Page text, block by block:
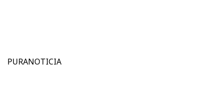
PURANOTICIA